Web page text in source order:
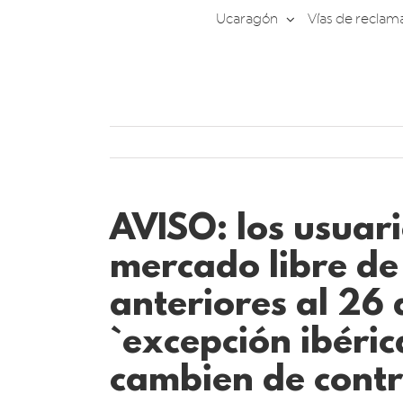
Ucaragón Vías de
AVISO: los
mercado libre
anteriores al 26
`excepción
cambien de